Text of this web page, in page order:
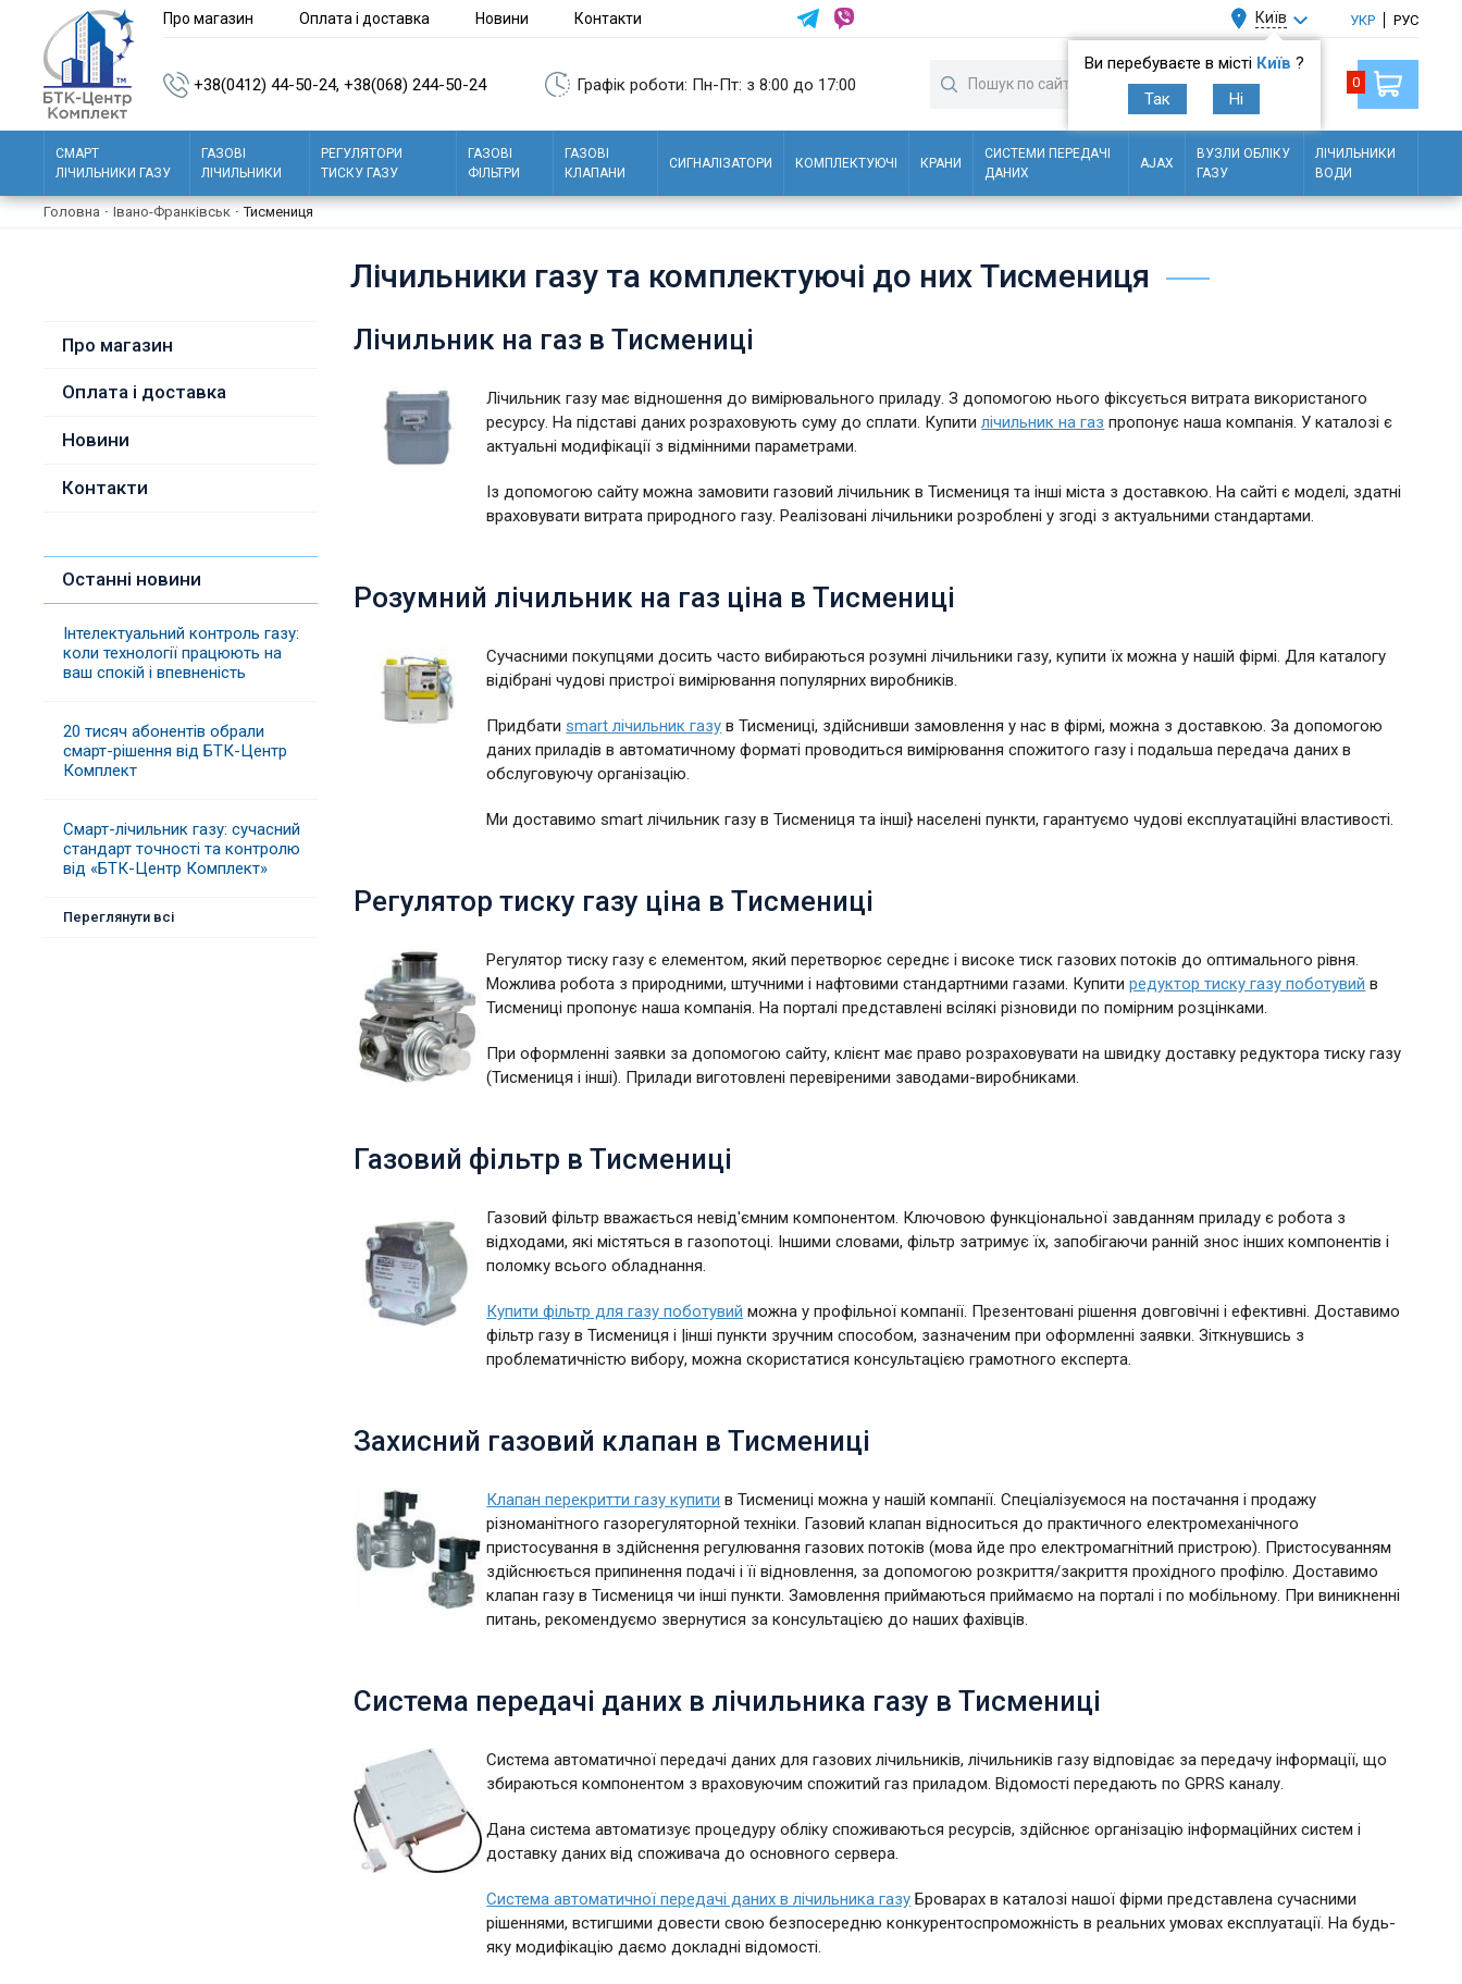
Про магазин Оплата і доставка Новини Контакти Київ
Ви перебуваєте в місті Київ ?
Так
Ні
УКР РУС
+38(0412) 44-50-24, +38(068) 244-50-24 Графік роботи: Пн-Пт: з 8:00 до 17:00 0
СМАРТ
ЛІЧИЛЬНИКИ ГАЗУ
ГАЗОВІ
ЛІЧИЛЬНИКИ
РЕГУЛЯТОРИ
ТИСКУ ГАЗУ
ГАЗОВІ
ФІЛЬТРИ
ГАЗОВІ
КЛАПАНИ
СИГНАЛІЗАТОРИ КОМПЛЕКТУЮЧІ КРАНИ
СИСТЕМИ ПЕРЕДАЧІ
ДАНИХ
AJAX
ВУЗЛИ ОБЛІКУ
ГАЗУ
ЛІЧИЛЬНИКИ
ВОДИ
Головна · Івано-Франківськ · Тисмениця
Про магазин
Оплата і доставка
Новини
Контакти
Останні новини
Інтелектуальний контроль газу:
коли технології працюють на
ваш спокій і впевненість
20 тисяч абонентів обрали
смарт-рішення від БТК-Центр
Комплект
Смарт-лічильник газу: сучасний
стандарт точності та контролю
від «БТК-Центр Комплект»
Переглянути всі
Лічильники газу та комплектуючі до них Тисмениця
Лічильник на газ в Тисмениці
Лічильник газу має відношення до вимірювального приладу. З допомогою нього фіксується витрата використаного
ресурсу. На підставі даних розраховують суму до сплати. Купитилічильник на газ пропонує наша компанія. У каталозі є
актуальні модифікації з відмінними параметрами.
Із допомогою сайту можна замовити газовий лічильник в Тисмениця та інші міста з доставкою. На сайті є моделі, здатні
враховувати витрата природного газу. Реалізовані лічильники розроблені у згоді з актуальними стандартами.
Розумний лічильник на газ ціна в Тисмениці
Сучасними покупцями досить часто вибираються розумні лічильники газу, купити їх можна у нашій фірмі. Для каталогу
відібрані чудові пристрої вимірювання популярних виробників.
Придбатиsmart лічильник газу в Тисмениці, здійснивши замовлення у нас в фірмі, можна з доставкою. За допомогою
даних приладів в автоматичному форматі проводиться вимірювання спожитого газу і подальша передача даних в
обслуговуючу організацію.
Ми доставимо smart лічильник газу в Тисмениця та інші} населені пункти, гарантуємо чудові експлуатаційні властивості.
Регулятор тиску газу ціна в Тисмениці
Регулятор тиску газу є елементом, який перетворює середнє і високе тиск газових потоків до оптимального рівня.
Можлива робота з природними, штучними і нафтовими стандартними газами. Купитиредуктор тиску газу поботувий в
Тисмениці пропонує наша компанія. На порталі представлені всілякі різновиди по помірним розцінками.
При оформленні заявки за допомогою сайту, клієнт має право розраховувати на швидку доставку редуктора тиску газу
(Тисмениця і інші). Прилади виготовлені перевіреними заводами-виробниками.
Газовий фільтр в Тисмениці
Газовий фільтр вважається невід'ємним компонентом. Ключовою функціональної завданням приладу є робота з
відходами, які містяться в газопотоці. Іншими словами, фільтр затримує їх, запобігаючи ранній знос інших компонентів і
поломку всього обладнання.
Купити фільтр для газу поботувий можна у профільної компанії. Презентовані рішення довговічні і ефективні. Доставимо
фільтр газу в Тисмениця і |інші пункти зручним способом, зазначеним при оформленні заявки. Зіткнувшись з
проблематичністю вибору, можна скористатися консультацією грамотного експерта.
Захисний газовий клапан в Тисмениці
Клапан перекритти газу купити в Тисмениці можна у нашій компанії. Спеціалізуємося на постачання і продажу
різноманітного газорегуляторной техніки. Газовий клапан відноситься до практичного електромеханічного
пристосування в здійснення регулювання газових потоків (мова йде про електромагнітний пристрою). Пристосуванням
здійснюється припинення подачі і її відновлення, за допомогою розкриття/закриття прохідного профілю. Доставимо
клапан газу в Тисмениця чи інші пункти. Замовлення приймаються приймаємо на порталі і по мобільному. При виникненні
питань, рекомендуємо звернутися за консультацією до наших фахівців.
Система передачі даних в лічильника газу в Тисмениці
Система автоматичної передачі даних для газових лічильників, лічильників газу відповідає за передачу інформації, що
збираються компонентом з враховуючим спожитий газ приладом. Відомості передають по GPRS каналу.
Дана система автоматизує процедуру обліку споживаються ресурсів, здійснює організацію інформаційних систем і
доставку даних від споживача до основного сервера.
Система автоматичної передачі даних в лічильника газу Броварах в каталозі нашої фірми представлена сучасними
рішеннями, встигшими довести свою безпосередню конкурентоспроможність в реальних умовах експлуатації. На будь-
яку модифікацію даємо докладні відомості.